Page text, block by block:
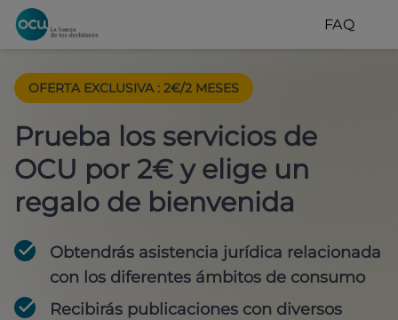
FAQ
OFERTA EXCLUSIVA : 2€/2 MESES
Prueba los servicios de
OCU por 2€ y elige un
regalo de bienvenida
Obtendrás asistencia jurídica relacionada
con los diferentes ámbitos de consumo
Recibirás publicaciones con diversos